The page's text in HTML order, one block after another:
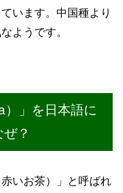
います。中国種より
ようです。
）」を日本語に
？
いお茶）」と呼ばれ